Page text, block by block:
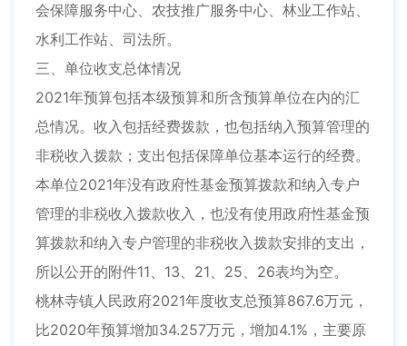
会保障服务中心、农技推广服务中心、林业工作站、
水利工作站、司法所。
三、单位收支总体情况
2021年预算包括本级预算和所含预算单位在内的汇
总情况。收入包括经费拨款，也包括纳入预算管理的
非税收入拨款；支出包括保障单位基本运行的经费。
本单位2021年没有政府性基金预算拨款和纳入专户
管理的非税收入拨款收入，也没有使用政府性基金预
算拨款和纳入专户管理的非税收入拨款安排的支出，
所以公开的附件11、13、21、25、26表均为空。
桃林寺镇人民政府2021年度收支总预算867.6万元，
比2020年预算增加34.257万元，增加4.1%，主要原